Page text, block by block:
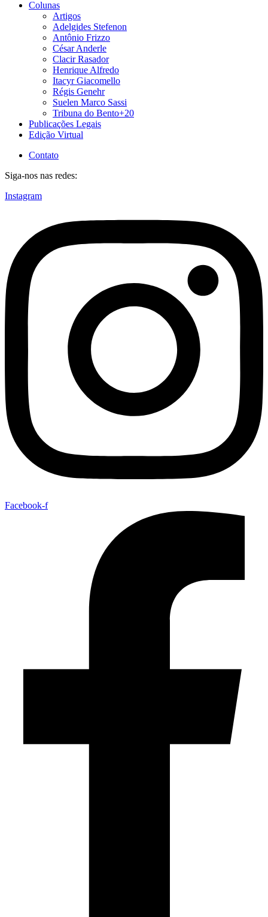
Colunas
Artigos
Adelgides Stefenon
Antônio Frizzo
César Anderle
Clacir Rasador
Henrique Alfredo
Itacyr Giacomello
Régis Genehr
Suelen Marco Sassi
Tribuna do Bento+20
Publicações Legais
Edição Virtual
Contato
Siga-nos nas redes:
Instagram
Facebook-f